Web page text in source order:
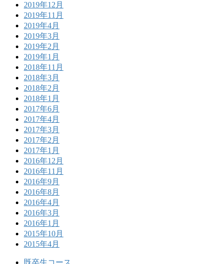
2019年12月
2019年11月
2019年4月
2019年3月
2019年2月
2019年1月
2018年11月
2018年3月
2018年2月
2018年1月
2017年6月
2017年4月
2017年3月
2017年2月
2017年1月
2016年12月
2016年11月
2016年9月
2016年8月
2016年4月
2016年3月
2016年1月
2015年10月
2015年4月